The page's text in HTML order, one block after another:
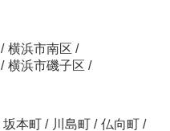
/ 横浜市南区 /
/ 横浜市磯子区 /
坂本町 / 川島町 / 仏向町 /